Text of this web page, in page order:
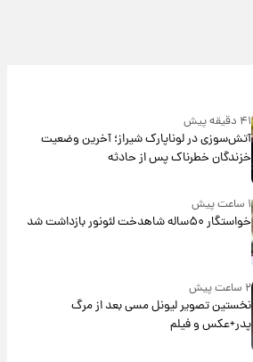
۴۱ دقیقه پیش
آتش‌سوزی در لوناپارک شیراز؛ آخرین وضعیت
خزندگان خطرناک پس از حادثه
۱ ساعت پیش
خواستگار ۵۰ساله شاهدخت لئونور بازداشت شد
۲ ساعت پیش
نخستین تصویر لیونل مسی بعد از مرگ
پدر+عکس و فیلم